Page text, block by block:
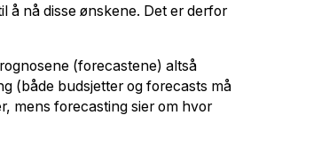
å nå disse ønskene. Det er derfor
(forecastene) altså
(både budsjetter og forecasts må
mens forecasting sier om hvor